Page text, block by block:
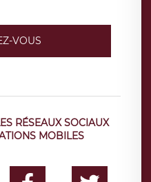
VOUS
RÉSEAUX SOCIAUX
MOBILES